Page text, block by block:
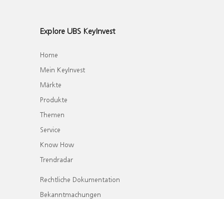
Explore UBS KeyInvest
Home
Mein KeyInvest
Märkte
Produkte
Themen
Service
Know How
Trendradar
Rechtliche Dokumentation
Bekanntmachungen